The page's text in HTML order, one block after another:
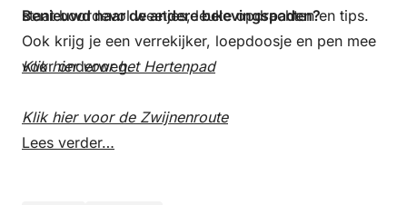
staat boordevol weetjes, leuke opdrachten en tips.
Ook krijg je een verrekijker, loepdoosje en pen mee
voor onderweg.
Benieuwd naar de andere belevingspaden?
Klik hier voor het Hertenpad
Klik hier voor de Zwijnenroute
Lees verder…